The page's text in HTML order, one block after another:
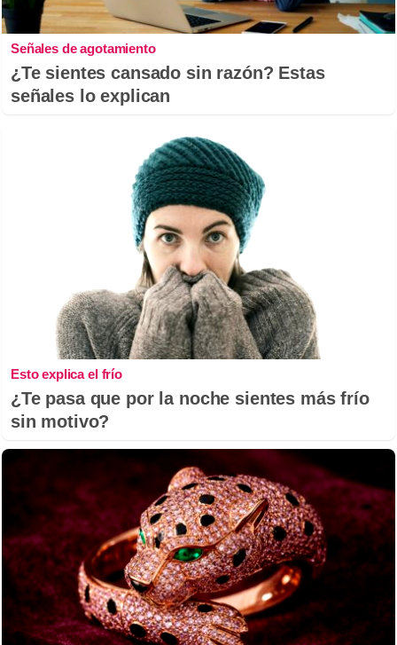
Señales de agotamiento
¿Te sientes cansado sin razón? Estas
señales lo explican
Esto explica el frío
¿Te pasa que por la noche sientes más frío
sin motivo?